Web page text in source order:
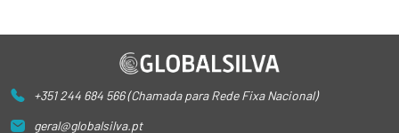
+351 244 684 566 (Chamada para Rede Fixa Nacional)
geral@globalsilva.pt